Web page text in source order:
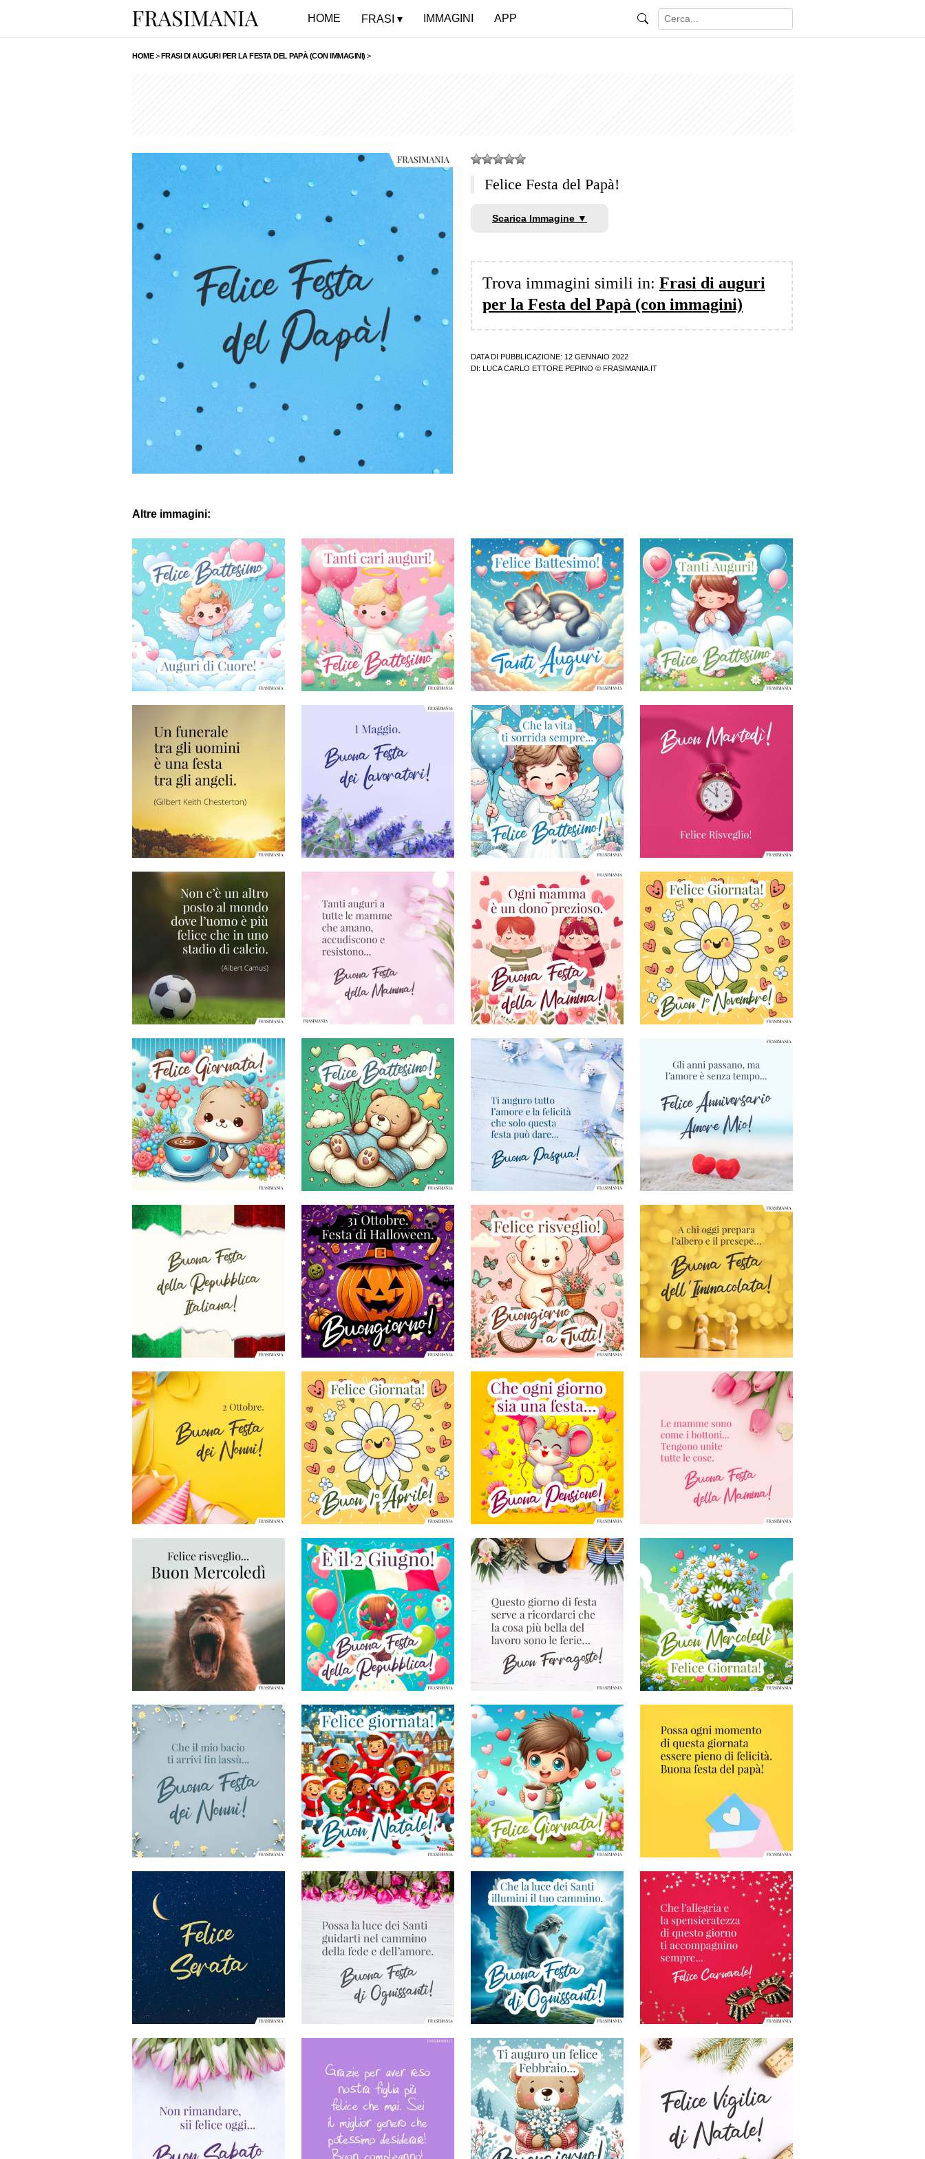
HOME FRASI IMMAGINI APP
HOME>FRASI DI AUGURI PER LA FESTA DEL PAPÀ (CON IMMAGINI) >
Felice Festa del Papà!
Scarica Immagine ▼
Trova immagini simili in: Frasi di auguri
per la Festa del Papà (con immagini)
DATA DI PUBBLICAZIONE: 12 GENNAIO 2022
DI:
LUCA CARLO ETTORE PEPINO © FRASIMANIA.IT
Altre immagini: